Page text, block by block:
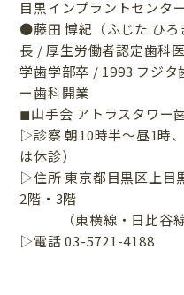
目黒インプラントセンタ
●藤田 博紀（ふじた ひろ
長 / 厚生労働者認定歯科
学歯学部卒 / 1993 フジタ
ー歯科開業
◼山手会 アトラスタワー
▷診察 朝10時半〜昼1時
は休診）
▷住所 東京都目黒区上目
2階・3階
（東横線・日比谷線
▷電話 03-5721-4188